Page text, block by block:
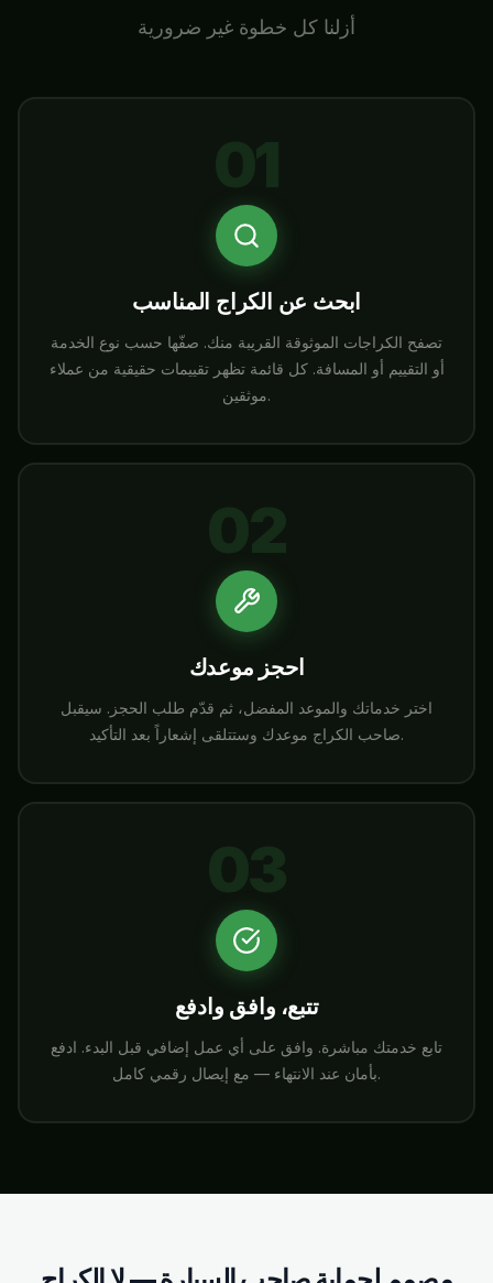
أزلنا كل خطوة غير ضرورية
01
ابحث عن الكراج المناسب
تصفح الكراجات الموثوقة القريبة منك. صفّها حسب نوع الخدمة
أو التقييم أو المسافة. كل قائمة تظهر تقييمات حقيقية من عملاء
موثقين.
02
احجز موعدك
اختر خدماتك والموعد المفضل، ثم قدّم طلب الحجز. سيقبل
صاحب الكراج موعدك وستتلقى إشعاراً بعد التأكيد.
03
تتبع، وافق وادفع
تابع خدمتك مباشرة. وافق على أي عمل إضافي قبل البدء. ادفع
بأمان عند الانتهاء — مع إيصال رقمي كامل.